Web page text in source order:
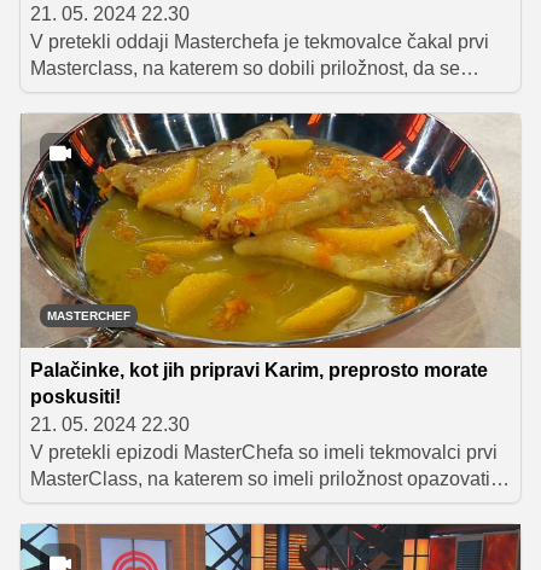
21. 05. 2024 22.30
V pretekli oddaji Masterchefa je tekmovalce čakal prvi
Masterclass, na katerem so dobili priložnost, da se
udobno namestijo in podrobno spremljajo pripravo petih
jedi, ki so jih zanje skrbno prezentirali sodniki.
MASTERCHEF
Palačinke, kot jih pripravi Karim, preprosto morate
poskusiti!
21. 05. 2024 22.30
V pretekli epizodi MasterChefa so imeli tekmovalci prvi
MasterClass, na katerem so imeli priložnost opazovati
sodnike med pripravo petih jedi. Karim Merdjadi se je
najprej spopadel z mystery boxom iz predhodnega
izločitvenega izziva, iz katerega je ustvaril božansko